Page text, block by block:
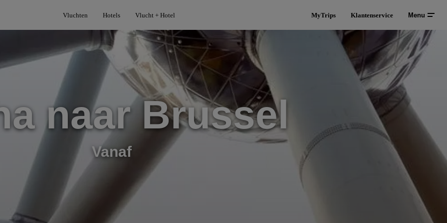
Vluchten Hotels Vlucht + Hotel MyTrips Klantenservice Menu
naar Brussel
Vanaf